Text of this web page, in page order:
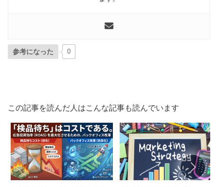
参考になった 0
この記事を読んだ人はこんな記事も読んでいます